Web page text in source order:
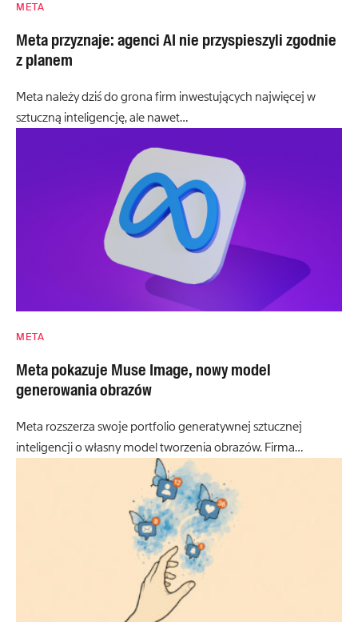
META
Meta przyznaje: agenci AI nie przyspieszyli zgodnie
z planem
Meta należy dziś do grona firm inwestujących najwięcej w
sztuczną inteligencję, ale nawet…
META
Meta pokazuje Muse Image, nowy model
generowania obrazów
Meta rozszerza swoje portfolio generatywnej sztucznej
inteligencji o własny model tworzenia obrazów. Firma…